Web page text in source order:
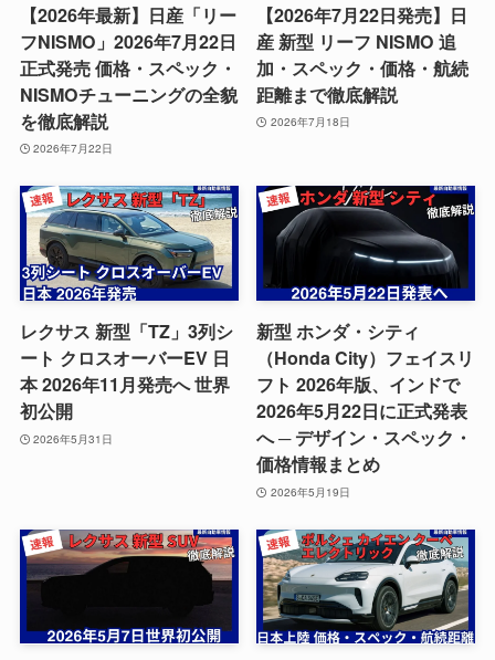
【2026年最新】日産「リー
フNISMO」2026年7月22日
正式発売 価格・スペック・
NISMOチューニングの全貌
を徹底解説
2026年7月22日
【2026年7月22日発売】日
産 新型 リーフ NISMO 追
加・スペック・価格・航続
距離まで徹底解説
2026年7月18日
レクサス 新型「TZ」3列シ
ート クロスオーバーEV 日
本 2026年11月発売へ 世界
初公開
2026年5月31日
新型 ホンダ・シティ
（Honda City）フェイスリ
フト 2026年版、インドで
2026年5月22日に正式発表
へ ─ デザイン・スペック・
価格情報まとめ
2026年5月19日